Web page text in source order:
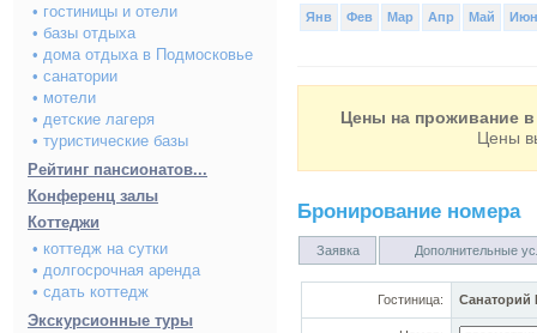
• гостиницы и отели
• базы отдыха
• дома отдыха в Подмосковье
• санатории
• мотели
• детские лагеря
• туристические базы
Рейтинг пансионатов...
Конференц залы
Коттеджи
• коттедж на сутки
• долгосрочная аренда
• сдать коттедж
Экскурсионные туры
Янв Фев Мар Апр Май Июн
Цены на проживание в
Цены
Бронирование номера
Заявка Дополнительные
Гостиница: Санаторий